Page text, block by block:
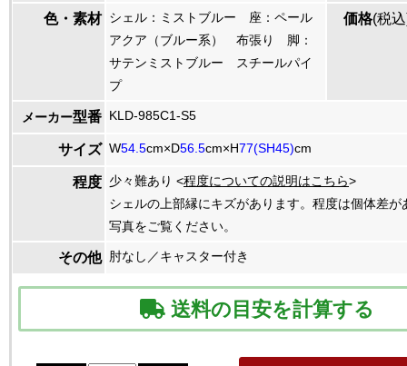
色・素材 シェル：ミストブルー 座：ペール
アクア（ブルー系） 布張り 脚：
サテンミストブルー スチールパイ
プ
価格(税
メーカー型番 KLD-985C1-S5
サイズ W54.5cm×D56.5cm×H77(SH45)cm
程度 少々難あり <程度についての説明はこちら>
シェルの上部縁にキズがあります。程度は個体差が
写真をご覧ください。
その他 肘なし／キャスター付き
送料の目安を計算する